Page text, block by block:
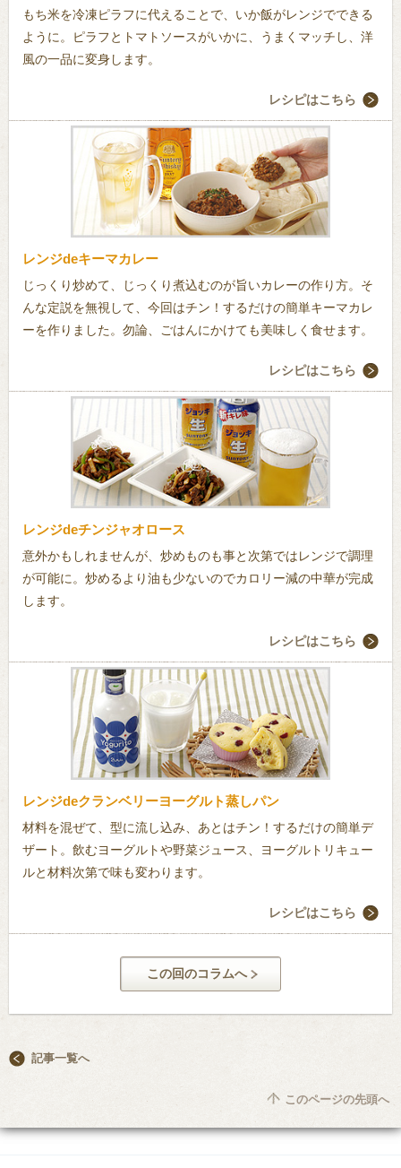
もち米を冷凍ピラフに代えることで、いか飯がレンジでできる
ように。ピラフとトマトソースがいかに、うまくマッチし、洋
風の一品に変身します。
レシピはこちら
レンジdeキーマカレー
じっくり炒めて、じっくり煮込むのが旨いカレーの作り方。そ
んな定説を無視して、今回はチン！するだけの簡単キーマカレ
ーを作りました。勿論、ごはんにかけても美味しく食せます。
レシピはこちら
レンジdeチンジャオロース
意外かもしれませんが、炒めものも事と次第ではレンジで調理
が可能に。炒めるより油も少ないのでカロリー減の中華が完成
します。
レシピはこちら
レンジdeクランベリーヨーグルト蒸しパン
材料を混ぜて、型に流し込み、あとはチン！するだけの簡単デ
ザート。飲むヨーグルトや野菜ジュース、ヨーグルトリキュー
ルと材料次第で味も変わります。
レシピはこちら
この回のコラムへ
記事一覧へ
このページの先頭へ